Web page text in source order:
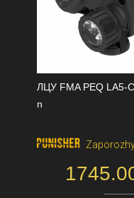
ЛЦУ FMA PEQ LA5-
n